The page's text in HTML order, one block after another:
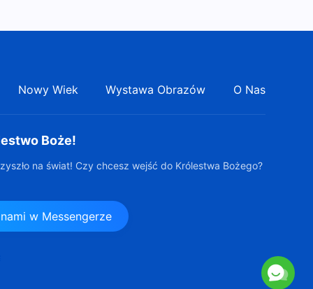
życia wszystkich rzeczy (IV)”
Nowy Wiek Wystawa Obrazów O Nas
Boże!
na świat! Czy chcesz wejść do Królestwa Bożego?
w Messengerze